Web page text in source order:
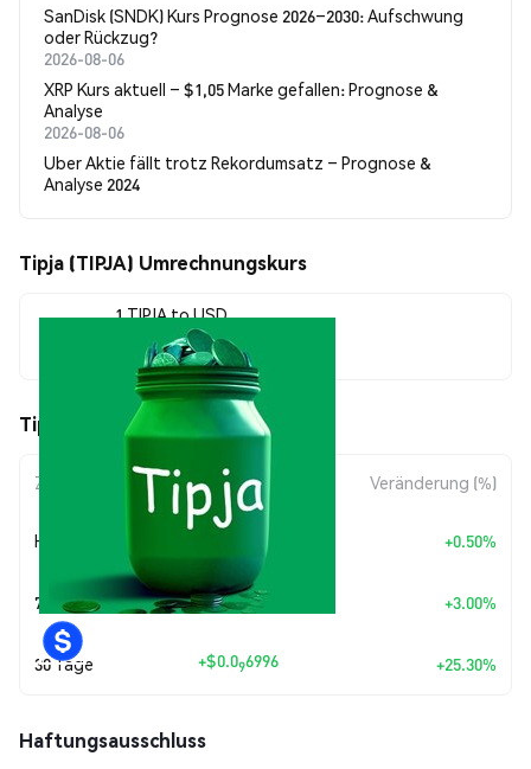
SanDisk (SNDK) Kurs Prognose 2026–2030: Aufschwung
oder Rückzug?
2026-08-06
XRP Kurs aktuell – $1,05 Marke gefallen: Prognose &
Analyse
2026-08-06
Uber Aktie fällt trotz Rekordumsatz – Prognose &
Analyse 2024
Tipja (TIPJA) Umrechnungskurs
1 TIPJA to USD
$0.0<sub>8</sub>3465
Tipja (TIPJA) Kursbewegungen
Zeitraum Betragsänderung Veränderung (%)
Heute $0.0 1723 +0.50%
7 Tage +$0.091009 +3.00%
30 Tage +$0.096996 +25.30%
Haftungsausschluss